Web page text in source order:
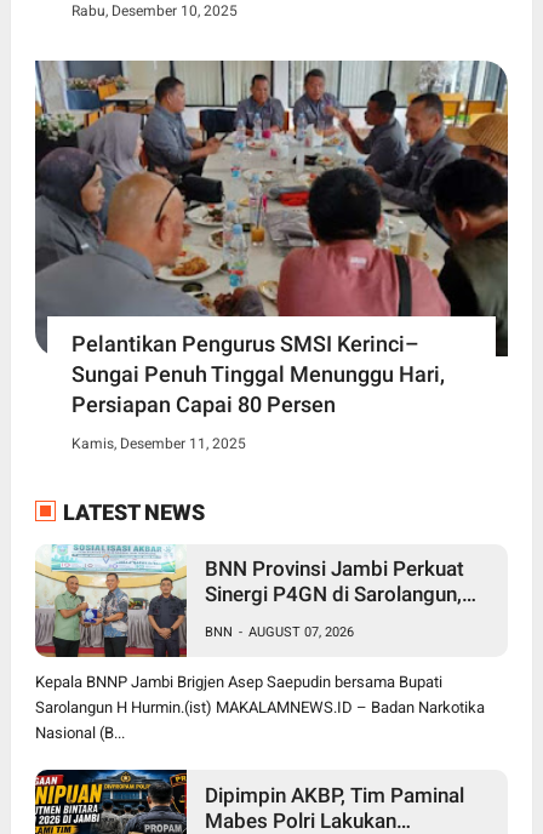
Rabu, Desember 10, 2025
Pelantikan Pengurus SMSI Kerinci–
Sungai Penuh Tinggal Menunggu Hari,
Persiapan Capai 80 Persen
Kamis, Desember 11, 2025
LATEST NEWS
BNN Provinsi Jambi Perkuat
Sinergi P4GN di Sarolangun,
Vape Zombie
BNN - AUGUST 07, 2026
Kepala BNNP Jambi Brigjen Asep Saepudin bersama Bupati
Sarolangun H Hurmin.(ist) MAKALAMNEWS.ID – Badan Narkotika
Nasional (B...
Dipimpin AKBP, Tim Paminal
Mabes Polri Lakukan